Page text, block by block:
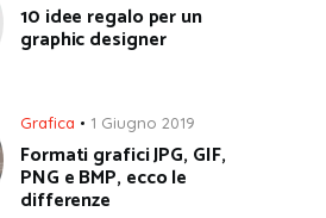
10 idee regalo per un
graphic designer
Grafica 1 Giugno 2019
Formati grafici JPG, GIF,
PNG e BMP, ecco le
differenze